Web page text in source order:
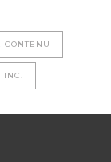
CONTENU
INC.